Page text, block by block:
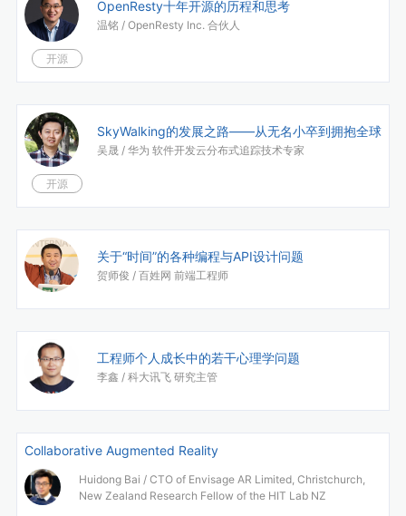
OpenResty十年开源的历程和思考
温铭 / OpenResty Inc. 合伙人
开源
SkyWalking的发展之路——从无名小卒到拥抱全球
吴晟 / 华为 软件开发云分布式追踪技术专家
开源
关于“时间”的各种编程与API设计问题
贺师俊 / 百姓网 前端工程师
工程师个人成长中的若干心理学问题
李鑫 / 科大讯飞 研究主管
Collaborative Augmented Reality
Huidong Bai / CTO of Envisage AR Limited, Christchurch,
New Zealand Research Fellow of the HIT Lab NZ